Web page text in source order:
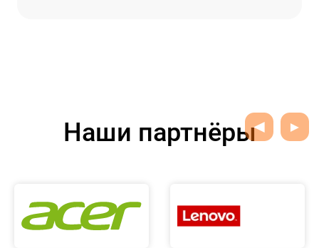
Наши партнёры